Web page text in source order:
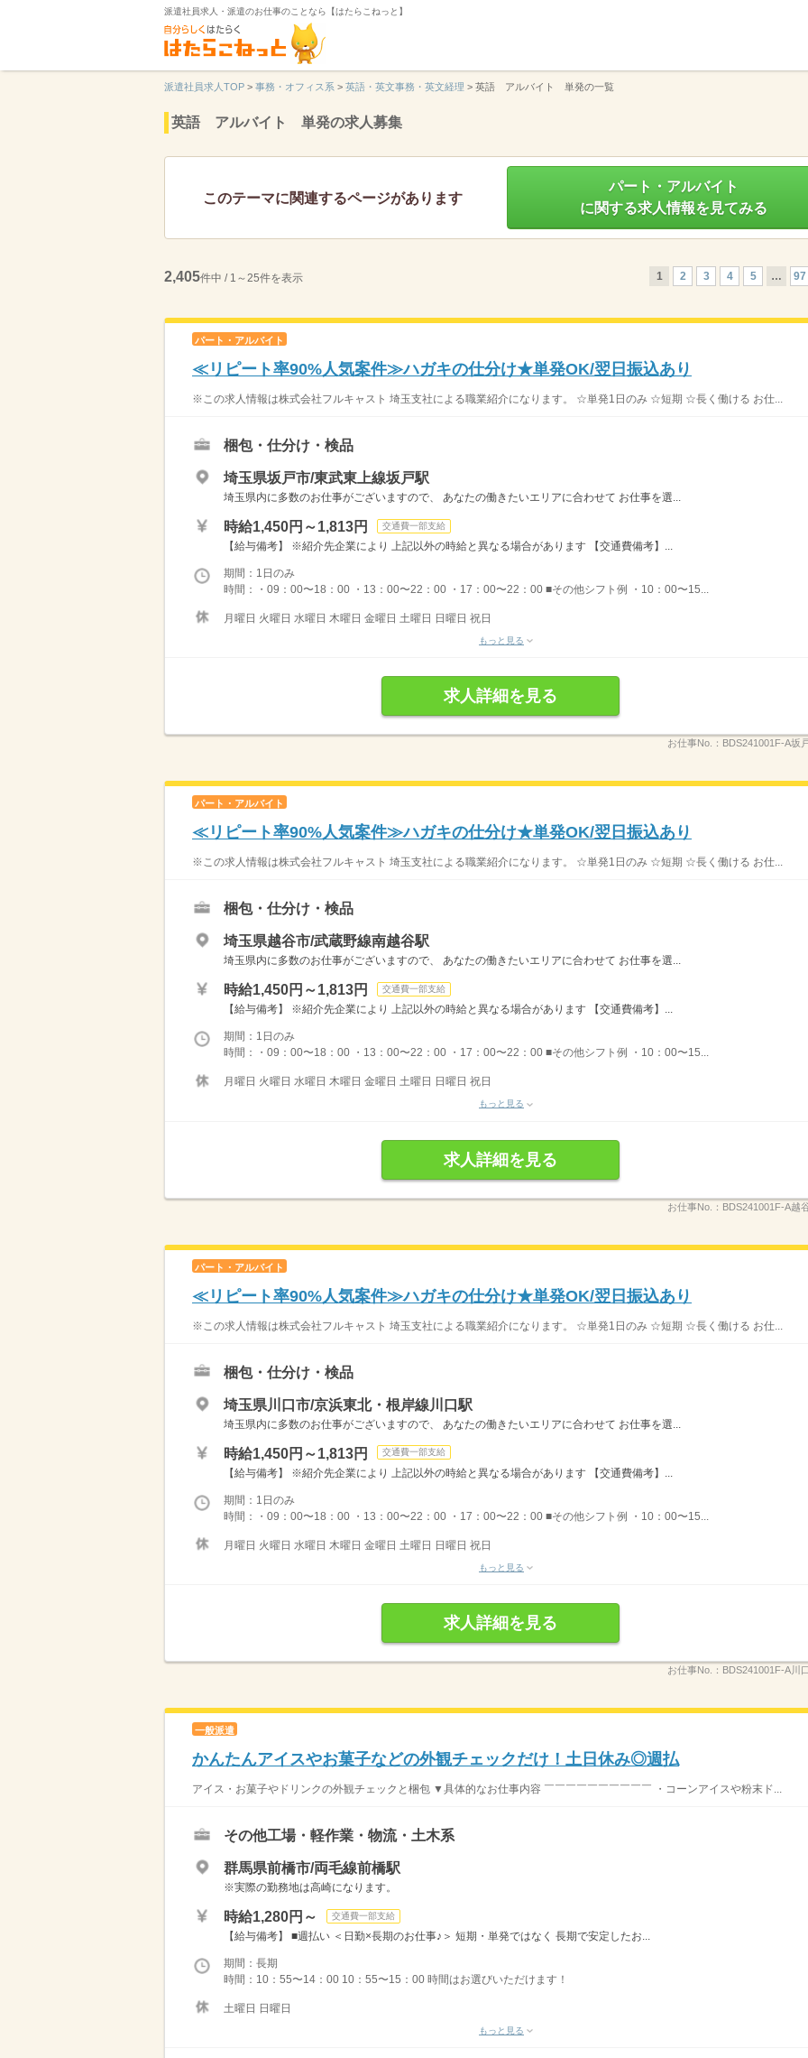
派遣社員求人・派遣のお仕事のことなら【はたらこねっと】
派遣社員求人TOP > 事務・オフィス系 > 英語・英文事務・英文経理 > 英語 アルバイト 単発の一覧
英語 アルバイト 単発の求人募集
このテーマに関連するページがあります
パート・アルバイト
に関する求人情報を見てみる
2,405件中 / 1～25件を表示 1 2 3 4 5 … 97
パート・アルバイト
≪リピート率90%人気案件≫ハガキの仕分け★単発OK/翌日振込あり
※この求人情報は株式会社フルキャスト 埼玉支社による職業紹介になります。 ☆単発1日のみ ☆短期 ☆長く働ける お仕...
梱包・仕分け・検品
埼玉県坂戸市/東武東上線坂戸駅
埼玉県内に多数のお仕事がございますので、 あなたの働きたいエリアに合わせて お仕事を選...
時給1,450円～1,813円 交通費一部支給
【給与備考】 ※紹介先企業により 上記以外の時給と異なる場合があります 【交通費備考】...
期間：1日のみ
時間：・09：00〜18：00 ・13：00〜22：00 ・17：00〜22：00 ■その他シフト例 ・10：00〜15...
月曜日 火曜日 水曜日 木曜日 金曜日 土曜日 日曜日 祝日
もっと見る
求人詳細を見る
お仕事No.： BDS241001F-A坂
パート・アルバイト
≪リピート率90%人気案件≫ハガキの仕分け★単発OK/翌日振込あり
※この求人情報は株式会社フルキャスト 埼玉支社による職業紹介になります。 ☆単発1日のみ ☆短期 ☆長く働ける お仕...
梱包・仕分け・検品
埼玉県越谷市/武蔵野線南越谷駅
埼玉県内に多数のお仕事がございますので、 あなたの働きたいエリアに合わせて お仕事を選...
時給1,450円～1,813円 交通費一部支給
【給与備考】 ※紹介先企業により 上記以外の時給と異なる場合があります 【交通費備考】...
期間：1日のみ
時間：・09：00〜18：00 ・13：00〜22：00 ・17：00〜22：00 ■その他シフト例 ・10：00〜15...
月曜日 火曜日 水曜日 木曜日 金曜日 土曜日 日曜日 祝日
もっと見る
求人詳細を見る
お仕事No.： BDS241001F-A越
パート・アルバイト
≪リピート率90%人気案件≫ハガキの仕分け★単発OK/翌日振込あり
※この求人情報は株式会社フルキャスト 埼玉支社による職業紹介になります。 ☆単発1日のみ ☆短期 ☆長く働ける お仕...
梱包・仕分け・検品
埼玉県川口市/京浜東北・根岸線川口駅
埼玉県内に多数のお仕事がございますので、 あなたの働きたいエリアに合わせて お仕事を選...
時給1,450円～1,813円 交通費一部支給
【給与備考】 ※紹介先企業により 上記以外の時給と異なる場合があります 【交通費備考】...
期間：1日のみ
時間：・09：00〜18：00 ・13：00〜22：00 ・17：00〜22：00 ■その他シフト例 ・10：00〜15...
月曜日 火曜日 水曜日 木曜日 金曜日 土曜日 日曜日 祝日
もっと見る
求人詳細を見る
お仕事No.： BDS241001F-A川
一般派遣
かんたんアイスやお菓子などの外観チェックだけ！土日休み◎週払
アイス・お菓子やドリンクの外観チェックと梱包 ▼具体的なお仕事内容 ￣￣￣￣￣￣￣￣￣￣ ・コーンアイスや粉末ド...
その他工場・軽作業・物流・土木系
群馬県前橋市/両毛線前橋駅
※実際の勤務地は高崎になります。
時給1,280円～ 交通費一部支給
【給与備考】 ■週払い ＜日勤×長期のお仕事♪＞ 短期・単発ではなく 長期で安定したお...
期間：長期
時間：10：55〜14：00 10：55〜15：00 時間はお選びいただけます！
土曜日 日曜日
もっと見る